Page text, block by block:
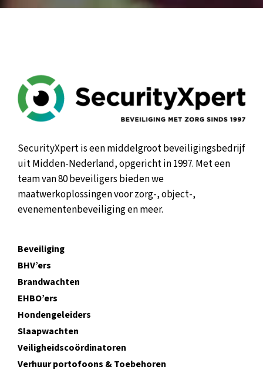
SecurityXpert is een middelgroot beveiligingsbedrijf
uit Midden-Nederland, opgericht in 1997. Met een
team van 80 beveiligers bieden we
maatwerkoplossingen voor zorg-, object-,
evenementenbeveiliging en meer.
Beveiliging
BHV’ers
Brandwachten
EHBO’ers
Hondengeleiders
Slaapwachten
Veiligheidscoördinatoren
Verhuur portofoons & Toebehoren